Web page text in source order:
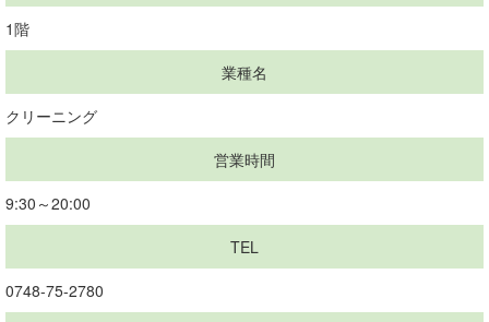
1階
業種名
クリーニング
営業時間
9:30～20:00
TEL
0748-75-2780